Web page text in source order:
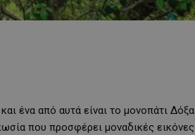
ένα από αυτά είναι το μονοπάτι Δόξα
που προσφέρει μοναδικές εικόνες